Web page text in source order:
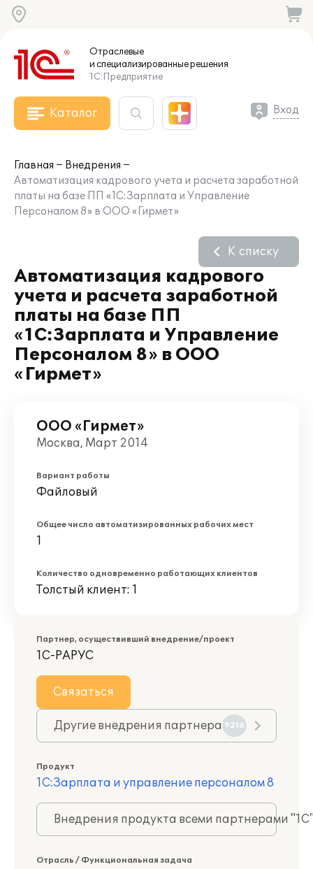
Отраслевые
и специализированныерешения
1С:Предприятие
Каталог Вход
Главная
Внедрения
Автоматизация кадрового учета и расчета заработной
платы на базе ПП «1С:Зарплата и Управление
Персоналом 8» в ООО «Гирмет»
Автоматизация кадрового
учета и расчета заработной
платы на базе ПП
«1С:Зарплата и Управление
Персоналом 8» в ООО
«Гирмет»
К списку
ООО «Гирмет»
Москва, Март 2014
Вариант работы
Файловый
Общее число автоматизированных рабочих мест
1
Количество одновременно работающих клиентов
Толстый клиент: 1
Партнер, осуществивший внедрение/проект
1С-РАРУС
Связаться
Другие внедрения партнера 9216
Продукт
1С:Зарплата и управление персоналом 8
Внедрения продукта всеми партнерами
Отрасль / Функциональная задача